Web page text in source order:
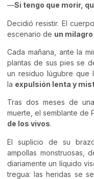
—Si tengo que morir,
Decidió resistir. El
escenario de un
Cada mañana, ante la
plantas de sus pies se
un residuo lúgubre que
la expulsión lenta y
Tras dos meses de
muerte, el semblante de
de los vivos.
El suplicio de su
ampollas monstruosas,
diariamente un líquido
tregua: las heridas se